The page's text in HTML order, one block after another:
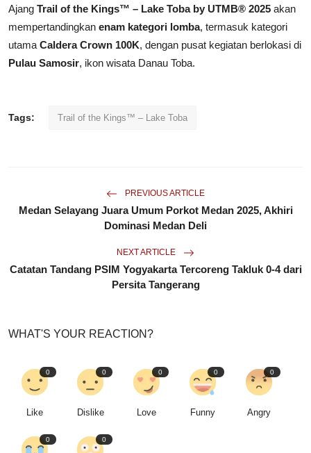
Ajang Trail of the Kings™ – Lake Toba by UTMB® 2025 akan
mempertandingkan enam kategori lomba, termasuk kategori
utama Caldera Crown 100K, dengan pusat kegiatan berlokasi di
Pulau Samosir, ikon wisata Danau Toba.
Tags: Trail of the Kings™ – Lake Toba
PREVIOUS ARTICLE
Medan Selayang Juara Umum Porkot Medan 2025, Akhiri
Dominasi Medan Deli
NEXT ARTICLE
Catatan Tandang PSIM Yogyakarta Tercoreng Takluk 0-4 dari
Persita Tangerang
WHAT'S YOUR REACTION?
0
Like
0
Dislike
0
Love
0
Funny
0
Angry
0 0